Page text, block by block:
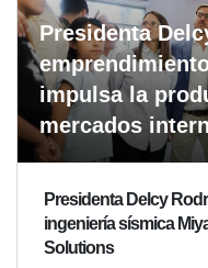
Presidenta
impulsa la
mercados
Presidenta Delcy
ingeniería sísmica
Solutions